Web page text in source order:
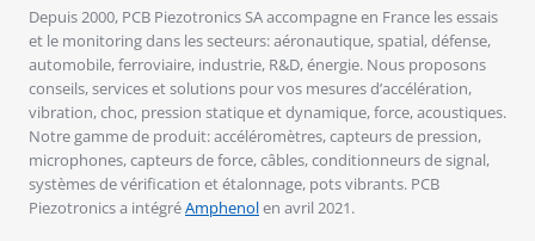
Depuis 2000, PCB Piezotronics SA accompagne en France les essais
et le monitoring dans les secteurs: aéronautique, spatial, défense,
automobile, ferroviaire, industrie, R&D, énergie. Nous proposons
conseils, services et solutions pour vos mesures d’accélération,
vibration, choc, pression statique et dynamique, force, acoustiques.
Notre gamme de produit: accéléromètres, capteurs de pression,
microphones, capteurs de force, câbles, conditionneurs de signal,
systèmes de vérification et étalonnage, pots vibrants. PCB
Piezotronics a intégréAmphenolen avril 2021.